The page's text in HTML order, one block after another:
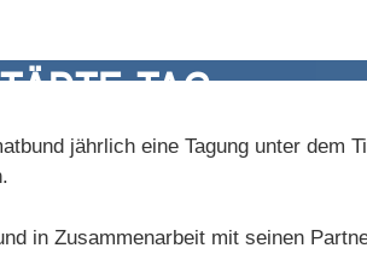
TAG
jährlich eine Tagung unter dem
in Zusammenarbeit mit seinen